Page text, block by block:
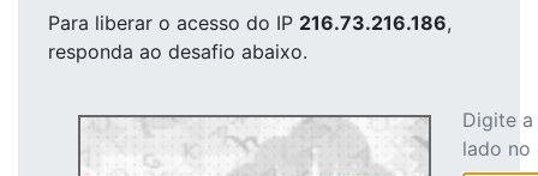
Para liberar o acesso do IP 216.73.216.186,
responda ao desafio abaixo.
Digite
lado no